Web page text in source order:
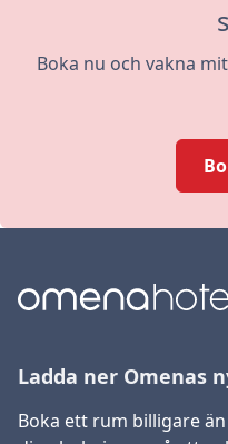
Boka nu och vakna
Ladda ner Omenas
Boka ett rum billigare